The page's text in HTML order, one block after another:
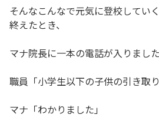
そんなこんなで元気に登校してい
終えたとき、
マナ院長に一本の電話が入りました
職員「小学生以下の子供の引き取
マナ「わかりました」